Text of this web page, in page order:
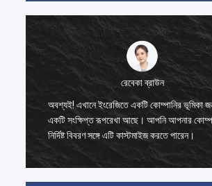
রেবেকা ব্রাউন
অবশ্যই! এখানে ইংরেজিতে একটি কোম্পানির ভূমিকা
একটি সংক্ষিপ্ত রূপরেখা আছে। আপনি আপনার
নির্দিষ্ট বিবরণ সঙ্গে এটি কাস্টমাইজ করতে পারেন।